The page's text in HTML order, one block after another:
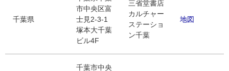
千葉県
市中央区富
士見2-3-1
塚本大千葉
ビル4F
三省堂書店
カルチャー
ステーショ
ン千葉
地図
千葉市中央